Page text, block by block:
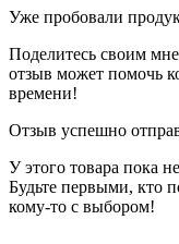
Уже пробовали
Поделитесь своим
отзыв может помочь
времени!
Отзыв успешно
У этого товара пока
Будьте первыми, кто
кому-то с выбором!